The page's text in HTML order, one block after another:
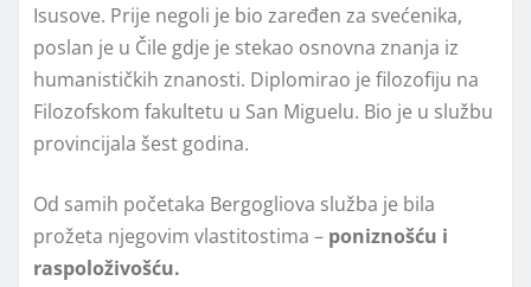
Isusove. Prije negoli je bio zaređen za svećenika,
poslan je u Čile gdje je stekao osnovna znanja iz
humanističkih znanosti. Diplomirao je filozofiju na
Filozofskom fakultetu u San Miguelu. Bio je u službu
provincijala šest godina.
Od samih početaka Bergogliova služba je bila
prožeta njegovim vlastitostima – poniznošću i
raspoloživošću.